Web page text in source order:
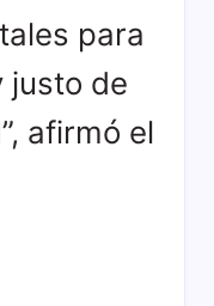
para
justo de
afirmó el